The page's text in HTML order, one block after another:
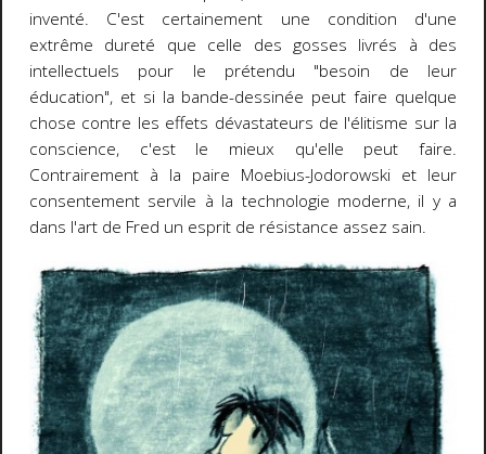
inventé. C'est certainement une condition d'une
extrême dureté que celle des gosses livrés à des
intellectuels pour le prétendu "besoin de leur
éducation", et si la bande-dessinée peut faire quelque
chose contre les effets dévastateurs de l'élitisme sur la
conscience, c'est le mieux qu'elle peut faire.
Contrairement à la paire Moebius-Jodorowski et leur
consentement servile à la technologie moderne, il y a
dans l'art de Fred un esprit de résistance assez sain.